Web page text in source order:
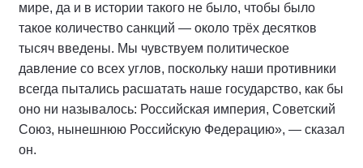
мире, да и в истории такого не было, чтобы было
такое количество санкций — около трёх десятков
тысяч введены. Мы чувствуем политическое
давление со всех углов, поскольку наши противники
всегда пытались расшатать наше государство, как бы
оно ни называлось: Российская империя, Советский
Союз, нынешнюю Российскую Федерацию», — сказал
он.